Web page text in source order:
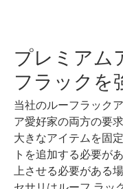
プレミアム
フラックを
当社のルーフラック
ア愛好家の両方の要
大きなアイテムを固
トを追加する必要が
上させる必要がある